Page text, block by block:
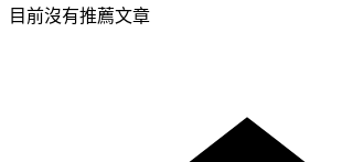
目前沒有推薦文章